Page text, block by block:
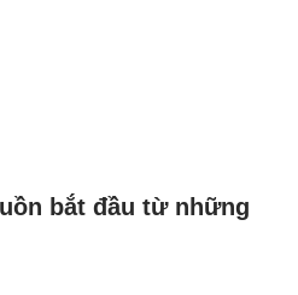
bắt đầu từ những